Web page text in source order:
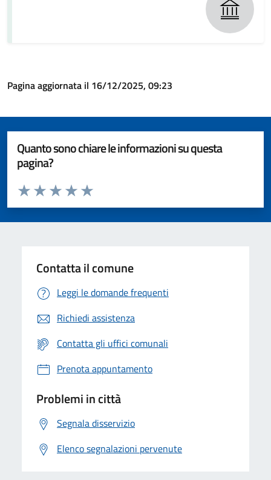
Pagina aggiornata il 16/12/2025, 09:23
Quanto sono chiare le informazioni su questa
pagina?
Valuta da 1 a 5 stelle la pagina
Valuta 5 stelle su 5
Valuta 4 stelle su 5
Valuta 3 stelle su 5
Valuta 2 stelle su 5
Valuta 1 stelle su 5
Contatta il comune
Leggi le domande frequenti
Richiedi assistenza
Contatta gli uffici comunali
Prenota appuntamento
Problemi in città
Segnala disservizio
Elenco segnalazioni pervenute